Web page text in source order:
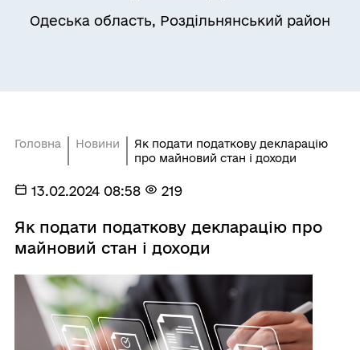
Одеська область, Роздільнянський район
Головна Новини
Як подати податкову декларацію
про майновий стан і доходи
13.02.2024 08:58 219
Як подати податкову декларацію про
майновий стан і доходи